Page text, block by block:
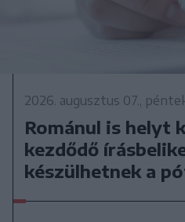
2026. augusztus 07.,
Románul is helyt
kezdődő
készülhetnek a